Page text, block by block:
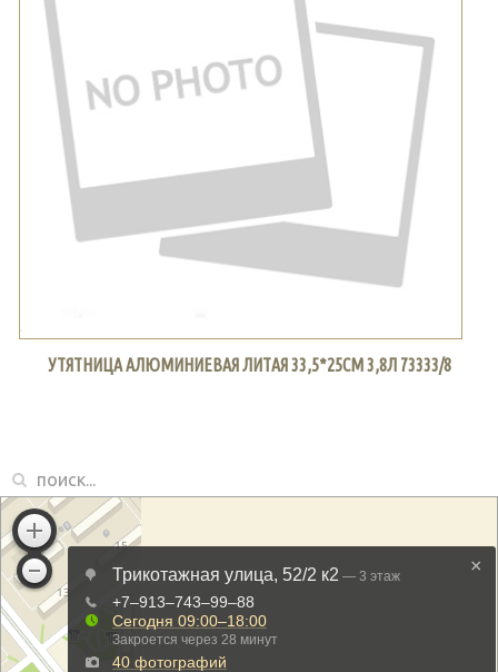
УТЯТНИЦА АЛЮМИНИЕВАЯ ЛИТАЯ 33,5*25СМ 3,8Л 73333/8